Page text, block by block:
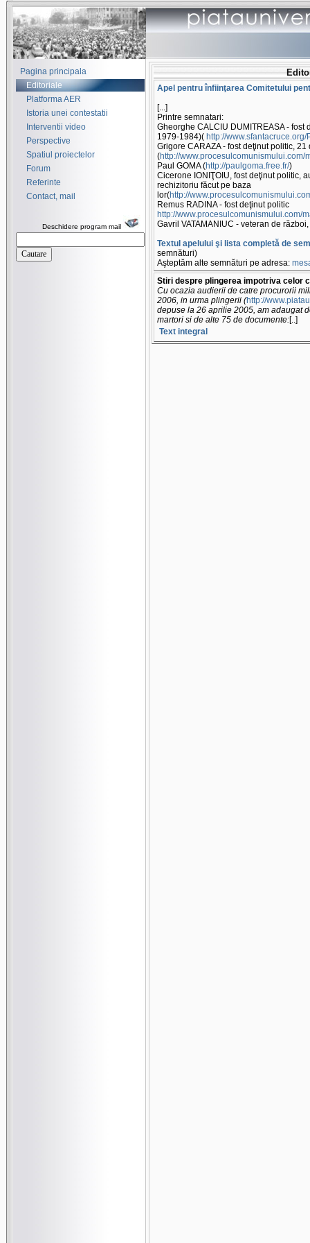
Pagina principala
Editoriale
Platforma AER
Istoria unei contestatii
Interventii video
Perspective
Spatiul proiectelor
Forum
Referinte
Contact, mail
Deschidere program mail
Apel pentru înfiinţarea Comitetului
[...]
Printre semnatari:
Gheorghe CALCIU DUMITREASA -
1979-1984)( http://
Grigore CARAZA - fost deţinut politic,
(http://
Paul GOMA (http://paulgoma.free.fr/)
Cicerone IONIŢOIU, fost deţinut politic,
rechizitoriu făcut pe baza
lor(http://
Remus RADINA - fost deţinut politic
http://www.procesulcomunismului.com/
Gavril VATAMANIUC - veteran de
Textul apelului şi lista completă de
semnături)
Aşteptăm alte semnături pe adresa:
Stiri despre plingerea impotriva celor
Cu ocazia audierii de catre procurorii
2006, in urma plingerii (http://
depuse la 26 aprilie 2005, am adaugat
martori si de alte 75 de documente:[..]
Text integral